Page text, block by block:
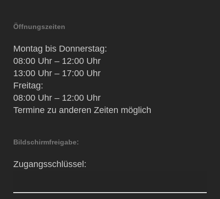
Öffnungszeiten
Montag bis Donnerstag:
08:00 Uhr – 12:00 Uhr
13:00 Uhr – 17:00 Uhr
Freitag:
08:00 Uhr – 12:00 Uhr
Termine zu anderen Zeiten möglich
Bildschirmfreigabe:
Zugangsschlüssel: